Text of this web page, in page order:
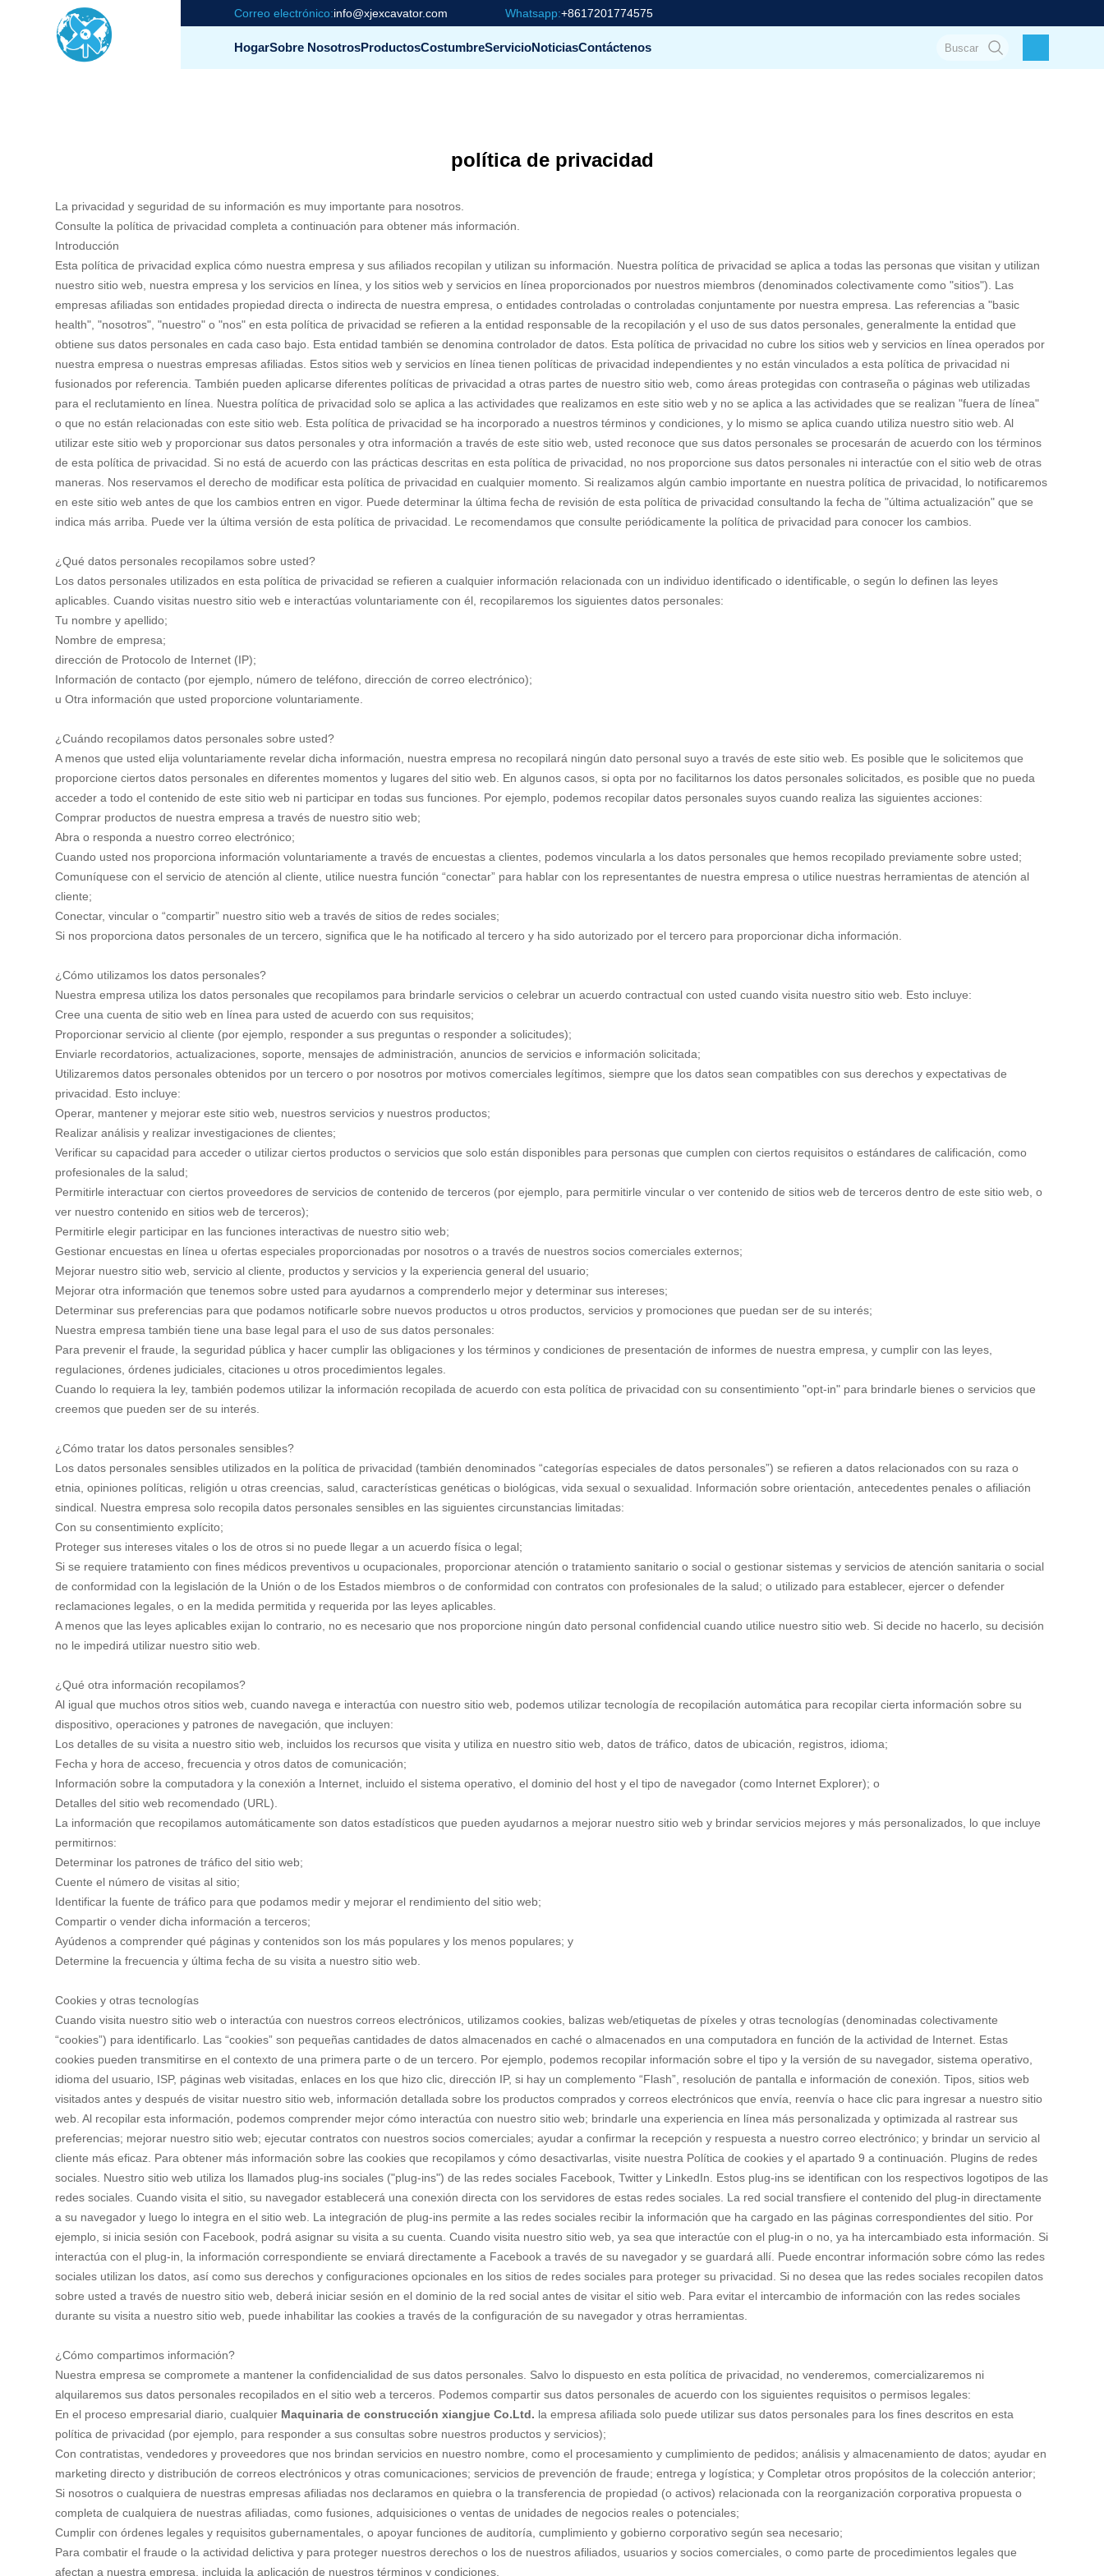
Correo electrónico:info@xjexcavator.com Whatsapp:+8617201774575
HogarSobre NosotrosProductosCostumbreServicioNoticiasContáctenos
política de privacidad
La privacidad y seguridad de su información es muy importante para nosotros.
Consulte la política de privacidad completa a continuación para obtener más información.
Introducción
Esta política de privacidad explica cómo nuestra empresa y sus afiliados recopilan y utilizan su información. Nuestra política de privacidad se aplica a todas las personas que visitan y utilizan
nuestro sitio web, nuestra empresa y los servicios en línea, y los sitios web y servicios en línea proporcionados por nuestros miembros (denominados colectivamente como "sitios"). Las
empresas afiliadas son entidades propiedad directa o indirecta de nuestra empresa, o entidades controladas o controladas conjuntamente por nuestra empresa. Las referencias a "basic
health", "nosotros", "nuestro" o "nos" en esta política de privacidad se refieren a la entidad responsable de la recopilación y el uso de sus datos personales, generalmente la entidad que
obtiene sus datos personales en cada caso bajo. Esta entidad también se denomina controlador de datos. Esta política de privacidad no cubre los sitios web y servicios en línea operados por
nuestra empresa o nuestras empresas afiliadas. Estos sitios web y servicios en línea tienen políticas de privacidad independientes y no están vinculados a esta política de privacidad ni
fusionados por referencia. También pueden aplicarse diferentes políticas de privacidad a otras partes de nuestro sitio web, como áreas protegidas con contraseña o páginas web utilizadas
para el reclutamiento en línea. Nuestra política de privacidad solo se aplica a las actividades que realizamos en este sitio web y no se aplica a las actividades que se realizan "fuera de línea"
o que no están relacionadas con este sitio web. Esta política de privacidad se ha incorporado a nuestros términos y condiciones, y lo mismo se aplica cuando utiliza nuestro sitio web. Al
utilizar este sitio web y proporcionar sus datos personales y otra información a través de este sitio web, usted reconoce que sus datos personales se procesarán de acuerdo con los términos
de esta política de privacidad. Si no está de acuerdo con las prácticas descritas en esta política de privacidad, no nos proporcione sus datos personales ni interactúe con el sitio web de otras
maneras. Nos reservamos el derecho de modificar esta política de privacidad en cualquier momento. Si realizamos algún cambio importante en nuestra política de privacidad, lo notificaremos
en este sitio web antes de que los cambios entren en vigor. Puede determinar la última fecha de revisión de esta política de privacidad consultando la fecha de "última actualización" que se
indica más arriba. Puede ver la última versión de esta política de privacidad. Le recomendamos que consulte periódicamente la política de privacidad para conocer los cambios.
¿Qué datos personales recopilamos sobre usted?
Los datos personales utilizados en esta política de privacidad se refieren a cualquier información relacionada con un individuo identificado o identificable, o según lo definen las leyes
aplicables. Cuando visitas nuestro sitio web e interactúas voluntariamente con él, recopilaremos los siguientes datos personales:
Tu nombre y apellido;
Nombre de empresa;
dirección de Protocolo de Internet (IP);
Información de contacto (por ejemplo, número de teléfono, dirección de correo electrónico);
u Otra información que usted proporcione voluntariamente.
¿Cuándo recopilamos datos personales sobre usted?
A menos que usted elija voluntariamente revelar dicha información, nuestra empresa no recopilará ningún dato personal suyo a través de este sitio web. Es posible que le solicitemos que
proporcione ciertos datos personales en diferentes momentos y lugares del sitio web. En algunos casos, si opta por no facilitarnos los datos personales solicitados, es posible que no pueda
acceder a todo el contenido de este sitio web ni participar en todas sus funciones. Por ejemplo, podemos recopilar datos personales suyos cuando realiza las siguientes acciones:
Comprar productos de nuestra empresa a través de nuestro sitio web;
Abra o responda a nuestro correo electrónico;
Cuando usted nos proporciona información voluntariamente a través de encuestas a clientes, podemos vincularla a los datos personales que hemos recopilado previamente sobre usted;
Comuníquese con el servicio de atención al cliente, utilice nuestra función “conectar” para hablar con los representantes de nuestra empresa o utilice nuestras herramientas de atención al
cliente;
Conectar, vincular o “compartir” nuestro sitio web a través de sitios de redes sociales;
Si nos proporciona datos personales de un tercero, significa que le ha notificado al tercero y ha sido autorizado por el tercero para proporcionar dicha información.
¿Cómo utilizamos los datos personales?
Nuestra empresa utiliza los datos personales que recopilamos para brindarle servicios o celebrar un acuerdo contractual con usted cuando visita nuestro sitio web. Esto incluye:
Cree una cuenta de sitio web en línea para usted de acuerdo con sus requisitos;
Proporcionar servicio al cliente (por ejemplo, responder a sus preguntas o responder a solicitudes);
Enviarle recordatorios, actualizaciones, soporte, mensajes de administración, anuncios de servicios e información solicitada;
Utilizaremos datos personales obtenidos por un tercero o por nosotros por motivos comerciales legítimos, siempre que los datos sean compatibles con sus derechos y expectativas de
privacidad. Esto incluye:
Operar, mantener y mejorar este sitio web, nuestros servicios y nuestros productos;
Realizar análisis y realizar investigaciones de clientes;
Verificar su capacidad para acceder o utilizar ciertos productos o servicios que solo están disponibles para personas que cumplen con ciertos requisitos o estándares de calificación, como
profesionales de la salud;
Permitirle interactuar con ciertos proveedores de servicios de contenido de terceros (por ejemplo, para permitirle vincular o ver contenido de sitios web de terceros dentro de este sitio web, o
ver nuestro contenido en sitios web de terceros);
Permitirle elegir participar en las funciones interactivas de nuestro sitio web;
Gestionar encuestas en línea u ofertas especiales proporcionadas por nosotros o a través de nuestros socios comerciales externos;
Mejorar nuestro sitio web, servicio al cliente, productos y servicios y la experiencia general del usuario;
Mejorar otra información que tenemos sobre usted para ayudarnos a comprenderlo mejor y determinar sus intereses;
Determinar sus preferencias para que podamos notificarle sobre nuevos productos u otros productos, servicios y promociones que puedan ser de su interés;
Nuestra empresa también tiene una base legal para el uso de sus datos personales:
Para prevenir el fraude, la seguridad pública y hacer cumplir las obligaciones y los términos y condiciones de presentación de informes de nuestra empresa, y cumplir con las leyes,
regulaciones, órdenes judiciales, citaciones u otros procedimientos legales.
Cuando lo requiera la ley, también podemos utilizar la información recopilada de acuerdo con esta política de privacidad con su consentimiento "opt-in" para brindarle bienes o servicios que
creemos que pueden ser de su interés.
¿Cómo tratar los datos personales sensibles?
Los datos personales sensibles utilizados en la política de privacidad (también denominados “categorías especiales de datos personales”) se refieren a datos relacionados con su raza o
etnia, opiniones políticas, religión u otras creencias, salud, características genéticas o biológicas, vida sexual o sexualidad. Información sobre orientación, antecedentes penales o afiliación
sindical. Nuestra empresa solo recopila datos personales sensibles en las siguientes circunstancias limitadas:
Con su consentimiento explícito;
Proteger sus intereses vitales o los de otros si no puede llegar a un acuerdo física o legal;
Si se requiere tratamiento con fines médicos preventivos u ocupacionales, proporcionar atención o tratamiento sanitario o social o gestionar sistemas y servicios de atención sanitaria o social
de conformidad con la legislación de la Unión o de los Estados miembros o de conformidad con contratos con profesionales de la salud; o utilizado para establecer, ejercer o defender
reclamaciones legales, o en la medida permitida y requerida por las leyes aplicables.
A menos que las leyes aplicables exijan lo contrario, no es necesario que nos proporcione ningún dato personal confidencial cuando utilice nuestro sitio web. Si decide no hacerlo, su decisión
no le impedirá utilizar nuestro sitio web.
¿Qué otra información recopilamos?
Al igual que muchos otros sitios web, cuando navega e interactúa con nuestro sitio web, podemos utilizar tecnología de recopilación automática para recopilar cierta información sobre su
dispositivo, operaciones y patrones de navegación, que incluyen:
Los detalles de su visita a nuestro sitio web, incluidos los recursos que visita y utiliza en nuestro sitio web, datos de tráfico, datos de ubicación, registros, idioma;
Fecha y hora de acceso, frecuencia y otros datos de comunicación;
Información sobre la computadora y la conexión a Internet, incluido el sistema operativo, el dominio del host y el tipo de navegador (como Internet Explorer); o
Detalles del sitio web recomendado (URL).
La información que recopilamos automáticamente son datos estadísticos que pueden ayudarnos a mejorar nuestro sitio web y brindar servicios mejores y más personalizados, lo que incluye
permitirnos:
Determinar los patrones de tráfico del sitio web;
Cuente el número de visitas al sitio;
Identificar la fuente de tráfico para que podamos medir y mejorar el rendimiento del sitio web;
Compartir o vender dicha información a terceros;
Ayúdenos a comprender qué páginas y contenidos son los más populares y los menos populares; y
Determine la frecuencia y última fecha de su visita a nuestro sitio web.
Cookies y otras tecnologías
Cuando visita nuestro sitio web o interactúa con nuestros correos electrónicos, utilizamos cookies, balizas web/etiquetas de píxeles y otras tecnologías (denominadas colectivamente
“cookies”) para identificarlo. Las “cookies” son pequeñas cantidades de datos almacenados en caché o almacenados en una computadora en función de la actividad de Internet. Estas
cookies pueden transmitirse en el contexto de una primera parte o de un tercero. Por ejemplo, podemos recopilar información sobre el tipo y la versión de su navegador, sistema operativo,
idioma del usuario, ISP, páginas web visitadas, enlaces en los que hizo clic, dirección IP, si hay un complemento “Flash”, resolución de pantalla e información de conexión. Tipos, sitios web
visitados antes y después de visitar nuestro sitio web, información detallada sobre los productos comprados y correos electrónicos que envía, reenvía o hace clic para ingresar a nuestro sitio
web. Al recopilar esta información, podemos comprender mejor cómo interactúa con nuestro sitio web; brindarle una experiencia en línea más personalizada y optimizada al rastrear sus
preferencias; mejorar nuestro sitio web; ejecutar contratos con nuestros socios comerciales; ayudar a confirmar la recepción y respuesta a nuestro correo electrónico; y brindar un servicio al
cliente más eficaz. Para obtener más información sobre las cookies que recopilamos y cómo desactivarlas, visite nuestra Política de cookies y el apartado 9 a continuación. Plugins de redes
sociales. Nuestro sitio web utiliza los llamados plug-ins sociales ("plug-ins") de las redes sociales Facebook, Twitter y LinkedIn. Estos plug-ins se identifican con los respectivos logotipos de las
redes sociales. Cuando visita el sitio, su navegador establecerá una conexión directa con los servidores de estas redes sociales. La red social transfiere el contenido del plug-in directamente
a su navegador y luego lo integra en el sitio web. La integración de plug-ins permite a las redes sociales recibir la información que ha cargado en las páginas correspondientes del sitio. Por
ejemplo, si inicia sesión con Facebook, podrá asignar su visita a su cuenta. Cuando visita nuestro sitio web, ya sea que interactúe con el plug-in o no, ya ha intercambiado esta información. Si
interactúa con el plug-in, la información correspondiente se enviará directamente a Facebook a través de su navegador y se guardará allí. Puede encontrar información sobre cómo las redes
sociales utilizan los datos, así como sus derechos y configuraciones opcionales en los sitios de redes sociales para proteger su privacidad. Si no desea que las redes sociales recopilen datos
sobre usted a través de nuestro sitio web, deberá iniciar sesión en el dominio de la red social antes de visitar el sitio web. Para evitar el intercambio de información con las redes sociales
durante su visita a nuestro sitio web, puede inhabilitar las cookies a través de la configuración de su navegador y otras herramientas.
¿Cómo compartimos información?
Nuestra empresa se compromete a mantener la confidencialidad de sus datos personales. Salvo lo dispuesto en esta política de privacidad, no venderemos, comercializaremos ni
alquilaremos sus datos personales recopilados en el sitio web a terceros. Podemos compartir sus datos personales de acuerdo con los siguientes requisitos o permisos legales:
En el proceso empresarial diario, cualquier Maquinaria de construcción xiangjue Co.Ltd. la empresa afiliada solo puede utilizar sus datos personales para los fines descritos en esta
política de privacidad (por ejemplo, para responder a sus consultas sobre nuestros productos y servicios);
Con contratistas, vendedores y proveedores que nos brindan servicios en nuestro nombre, como el procesamiento y cumplimiento de pedidos; análisis y almacenamiento de datos; ayudar en
marketing directo y distribución de correos electrónicos y otras comunicaciones; servicios de prevención de fraude; entrega y logística; y Completar otros propósitos de la colección anterior;
Si nosotros o cualquiera de nuestras empresas afiliadas nos declaramos en quiebra o la transferencia de propiedad (o activos) relacionada con la reorganización corporativa propuesta o
completa de cualquiera de nuestras afiliadas, como fusiones, adquisiciones o ventas de unidades de negocios reales o potenciales;
Cumplir con órdenes legales y requisitos gubernamentales, o apoyar funciones de auditoría, cumplimiento y gobierno corporativo según sea necesario;
Para combatir el fraude o la actividad delictiva y para proteger nuestros derechos o los de nuestros afiliados, usuarios y socios comerciales, o como parte de procedimientos legales que
afectan a nuestra empresa, incluida la aplicación de nuestros términos y condiciones.